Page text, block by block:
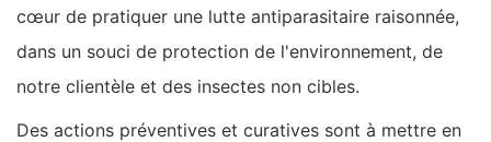
cœur de pratiquer une lutte antiparasitaire raisonnée,
dans un souci de protection de l'environnement, de
notre clientèle et des insectes non cibles.
Des actions préventives et curatives sont à mettre en